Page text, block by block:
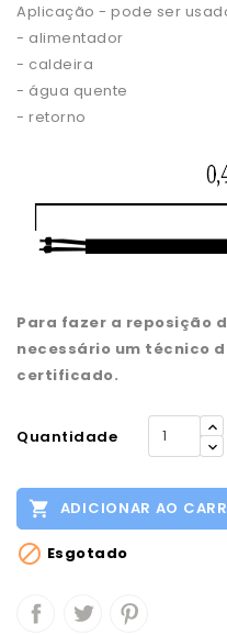
Aplicação - pode ser
- alimentador
- caldeira
- água quente
- retorno
Para fazer a reposição
necessário um técnico
certificado.
Quantidade
 ADICIONAR AO
 Esgotado